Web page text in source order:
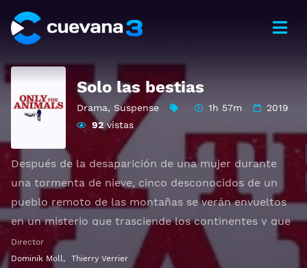
Solo las bestias
Drama, Suspense 1h 57m
2019
92vistas
Después de la desaparición de una mujer durante
una tormenta de nieve, cinco desconocidos de un
pueblo remoto de las montañas se verán envueltos
en un misterio que trasciende los continentes y que
ninguno de ellos esperaba.
Otros títulos:Seules les Bêtes
Director
Dominik Moll, Thierry Verrier